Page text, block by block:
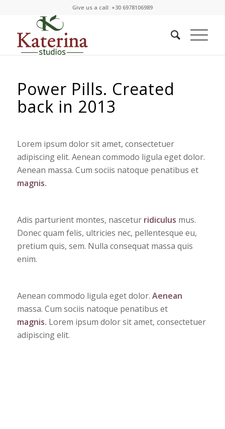
Give us a call: +30 6978106989
Power Pills. Created
back in 2013
Lorem ipsum dolor sit amet, consectetuer
adipiscing elit. Aenean commodo ligula eget dolor.
Aenean massa. Cum sociis natoque penatibus et
magnis.
Adis parturient montes, nascetur ridiculus mus.
Donec quam felis, ultricies nec, pellentesque eu,
pretium quis, sem. Nulla consequat massa quis
enim.
Aenean commodo ligula eget dolor. Aenean
massa. Cum sociis natoque penatibus et
magnis. Lorem ipsum dolor sit amet, consectetuer
adipiscing elit.